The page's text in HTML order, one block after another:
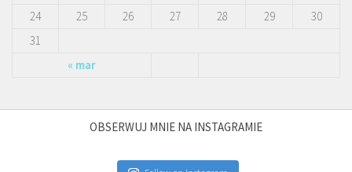
« mar
24
25 26 27 28 29
30
31
OBSERWUJ MNIE NA INSTAGRAMIE